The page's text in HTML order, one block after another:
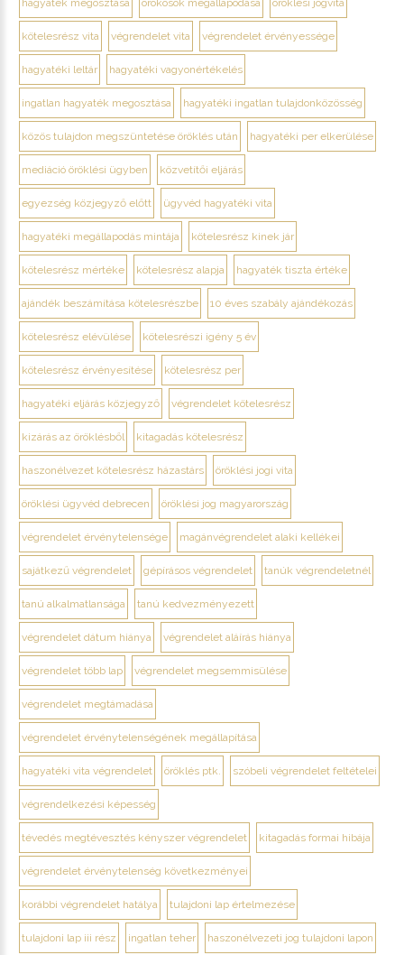
hagyaték megosztása örökösök megállapodása öröklési jogvita
kötelesrész vita végrendelet vita végrendelet érvényessége
hagyatéki leltár hagyatéki vagyonértékelés
ingatlan hagyaték megosztása hagyatéki ingatlan tulajdonközösség
közös tulajdon megszüntetése öröklés után hagyatéki per elkerülése
mediáció öröklési ügyben közvetítői eljárás
egyezség közjegyző előtt ügyvéd hagyatéki vita
hagyatéki megállapodás mintája kötelesrész kinek jár
kötelesrész mértéke kötelesrész alapja hagyaték tiszta értéke
ajándék beszámítása kötelesrészbe 10 éves szabály ajándékozás
kötelesrész elévülése kötelesrészi igény 5 év
kötelesrész érvényesítése kötelesrész per
hagyatéki eljárás közjegyző végrendelet kötelesrész
kizárás az öröklésből kitagadás kötelesrész
haszonélvezet kötelesrész házastárs öröklési jogi vita
öröklési ügyvéd debrecen öröklési jog magyarország
végrendelet érvénytelensége magánvégrendelet alaki kellékei
sajátkezű végrendelet gépírásos végrendelet tanúk végrendeletnél
tanú alkalmatlansága tanú kedvezményezett
végrendelet dátum hiánya végrendelet aláírás hiánya
végrendelet több lap végrendelet megsemmisülése
végrendelet megtámadása
végrendelet érvénytelenségének megállapítása
hagyatéki vita végrendelet öröklés ptk. szóbeli végrendelet feltételei
végrendelkezési képesség
tévedés megtévesztés kényszer végrendelet kitagadás formai hibája
végrendelet érvénytelenség következményei
korábbi végrendelet hatálya tulajdoni lap értelmezése
tulajdoni lap iii rész ingatlan teher haszonélvezeti jog tulajdoni lapon